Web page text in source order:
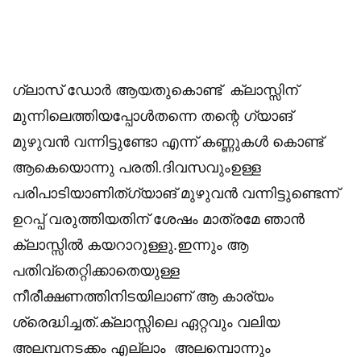
ഗ്ലാസ്‌ ഡോർ ആയതുകൊണ്ട് ക്ലാസ്സിന്
മുന്നിലെത്തിയപ്പോൾതന്നെ തന്റെ ഗ്യാങ്
മുഴുവൻ വന്നിട്ടുണ്ടോ എന്ന് കണ്ണുകൾ കൊണ്ട്
ആകെയൊന്നു പരതി.ദിവസവുംഉള്ള
പരിപാടിയാണിത്ഗ്യാങ് മുഴുവൻ വന്നിട്ടുണ്ടെന്ന്
ഉറപ്പ് വരുത്തിയതിന് ശേഷം മാത്രമേ ഞാൻ
ക്ലാസ്സിൽ കയറാറുള്ളു.ഇന്നും ആ
പതിവ്തെറ്റിക്കാതെയുള്ള
നീരീക്ഷണത്തിനിടയിലാണ് ആ കാര്യം
ശ്രെദ്ധിച്ചത്.ക്ലാസ്സിലെ ഏറ്റവും വലിയ
അലമ്പനടക്കം എല്ലാം അലമ്പൊന്നും